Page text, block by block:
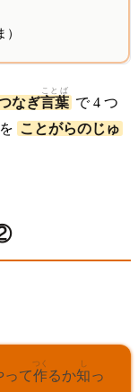
なぎ言葉
ことば
で 4 つ
ことがらのじゅ
って作
つく
るか知
し
っ